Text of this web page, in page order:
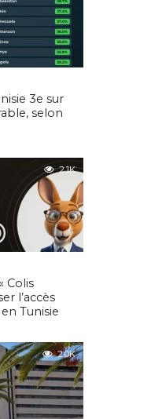
3e sur
selon
2.1K
Colis
l’accès
Tunisie
2.0K